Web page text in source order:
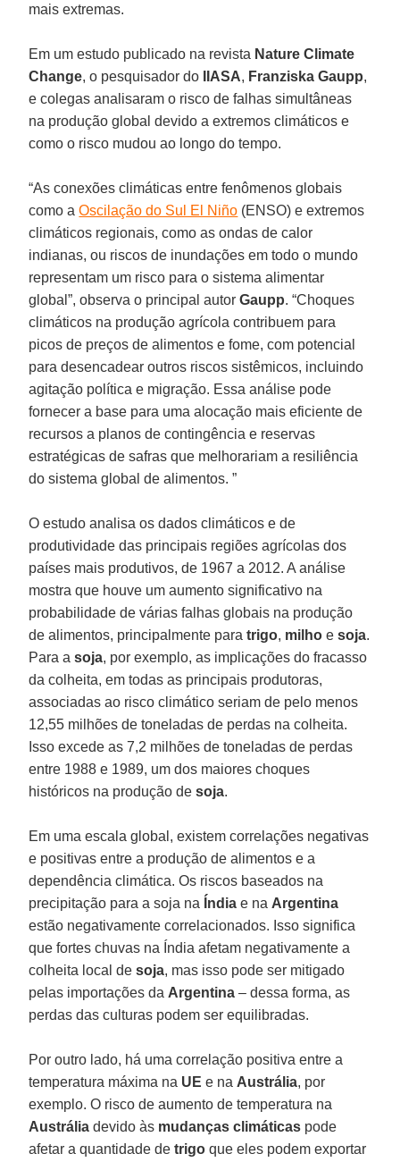
mais extremas.
Em um estudo publicado na revista Nature Climate
Change, o pesquisador do IIASA, Franziska Gaupp,
e colegas analisaram o risco de falhas simultâneas
na produção global devido a extremos climáticos e
como o risco mudou ao longo do tempo.
“As conexões climáticas entre fenômenos globais
como aOscilação do Sul El Niño (ENSO) e extremos
climáticos regionais, como as ondas de calor
indianas, ou riscos de inundações em todo o mundo
representam um risco para o sistema alimentar
global”, observa o principal autorGaupp. “Choques
climáticos na produção agrícola contribuem para
picos de preços de alimentos e fome, com potencial
para desencadear outros riscos sistêmicos, incluindo
agitação política e migração. Essa análise pode
fornecer a base para uma alocação mais eficiente de
recursos a planos de contingência e reservas
estratégicas de safras que melhorariam a resiliência
do sistema global de alimentos. ”
O estudo analisa os dados climáticos e de
produtividade das principais regiões agrícolas dos
países mais produtivos, de 1967 a 2012. A análise
mostra que houve um aumento significativo na
probabilidade de várias falhas globais na produção
de alimentos, principalmente paratrigo, milho esoja.
Para asoja, por exemplo, as implicações do fracasso
da colheita, em todas as principais produtoras,
associadas ao risco climático seriam de pelo menos
12,55 milhões de toneladas de perdas na colheita.
Isso excede as 7,2 milhões de toneladas de perdas
entre 1988 e 1989, um dos maiores choques
históricos na produção desoja.
Em uma escala global, existem correlações negativas
e positivas entre a produção de alimentos e a
dependência climática. Os riscos baseados na
precipitação para a soja na Índia e na Argentina
estão negativamente correlacionados. Isso significa
que fortes chuvas na Índia afetam negativamente a
colheita local desoja, mas isso pode ser mitigado
pelas importações da Argentina – dessa forma, as
perdas das culturas podem ser equilibradas.
Por outro lado, há uma correlação positiva entre a
temperatura máxima na UE e na Austrália, por
exemplo. O risco de aumento de temperatura na
Austrália devido às mudanças climáticas pode
afetar a quantidade detrigo que eles podem exportar